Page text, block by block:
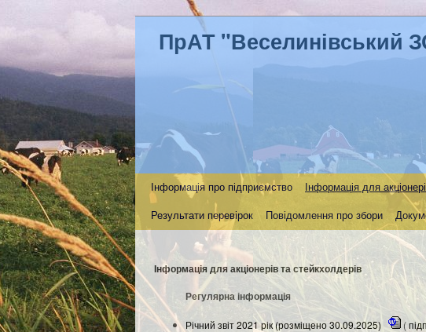
ПрАТ "Веселинівський
Інформація про підприємство Інформація для
Результати перевірок Повідомлення про збори
Інформація для акціонерів та стейкхолдерів
Регулярна інформація
Річний звіт 2021 рік (розміщено 30.09.2025) (